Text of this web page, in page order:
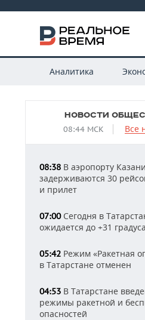
Аналитика
НОВОСТИ
08:44 МСК Все
08:38 В аэропорту Казани
задерживаются 30
и прилет
07:00Сегодня в
ожидается до +31 градуса
05:42 Режим «Ракетная
в Татарстане отменен
04:53 В Татарстане
режимы ракетной и
опасностей